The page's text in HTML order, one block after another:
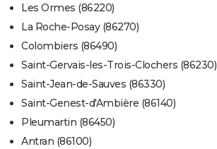
Les Ormes (86220)
La Roche-Posay (86270)
Colombiers (86490)
Saint-Gervais-les-Trois-Clochers (86230)
Saint-Jean-de-Sauves (86330)
Saint-Genest-d'Ambière (86140)
Pleumartin (86450)
Antran (86100)